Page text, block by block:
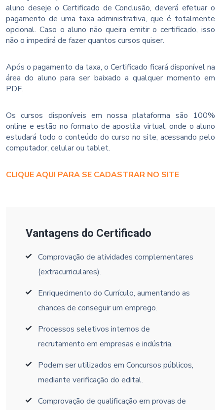
aluno deseje o Certificado de Conclusão, deverá efetuar o
pagamento de uma taxa administrativa, que é totalmente
opcional. Caso o aluno não queira emitir o certificado, isso
não o impedirá de fazer quantos cursos quiser.
Após o pagamento da taxa, o Certificado ficará disponível na
área do aluno para ser baixado a qualquer momento em
PDF.
Os cursos disponíveis em nossa plataforma são 100%
online e estão no formato de apostila virtual, onde o aluno
estudará todo o conteúdo do curso no site, acessando pelo
computador, celular ou tablet.
CLIQUE AQUI PARA SE CADASTRAR NO SITE
Vantagens do Certificado
Comprovação de atividades complementares
(extracurriculares).
Enriquecimento do Currículo, aumentando as
chances de conseguir um emprego.
Processos seletivos internos de
recrutamento em empresas e indústria.
Podem ser utilizados em Concursos públicos,
mediante verificação do edital.
Comprovação de qualificação em provas de